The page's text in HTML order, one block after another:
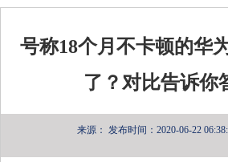
号称18个月不卡顿的华
了？对比告诉你
来源： 发布时间：2020-06-22